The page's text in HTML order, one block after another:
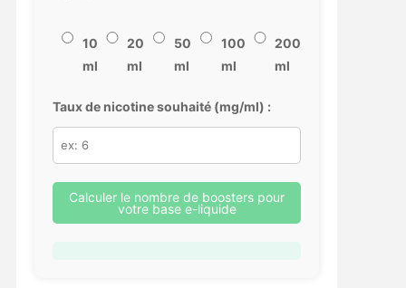
10
ml
20
ml
50
ml
100
ml
200
ml
Taux de nicotine souhaité (mg/ml) :
Calculer le nombre de boosters pour
votre base e-liquide